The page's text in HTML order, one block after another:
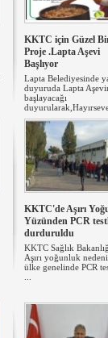
KKTC için Güzel
Proje .Lapta Aşevi
Başlıyor
Lapta Belediyesinde
duyuruda Lapta
başlayacağı
KKTC'de Aşırı
Yüzünden PCR
durduruldu
KKTC Sağlık
Aşırı yoğunluk
ülke genelinde PCR